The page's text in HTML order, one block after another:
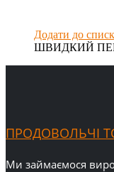
Додати до
ШВИДКИЙ
ПРОДОВОЛЬЧІ
Ми займаємося